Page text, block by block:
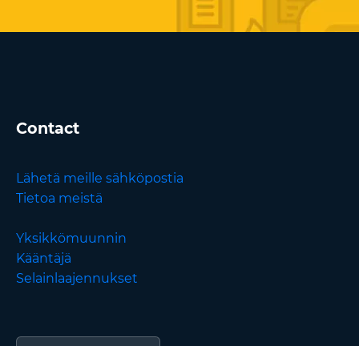
Contact
Lähetä meille sähköpostia
Tietoa meistä
Yksikkömuunnin
Kääntäjä
Selainlaajennukset